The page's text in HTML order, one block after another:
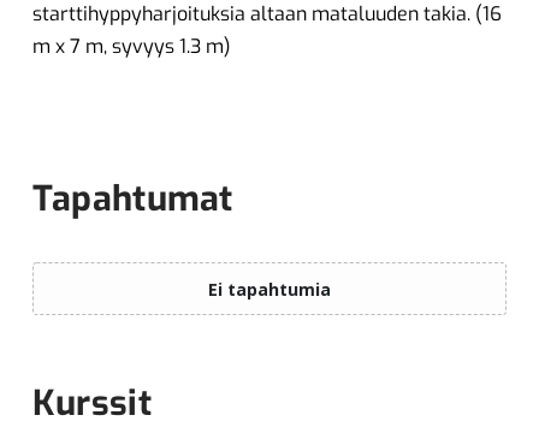
starttihyppyharjoituksia altaan mataluuden takia. (16
m x 7 m, syvyys 1.3 m)
Tapahtumat
Kurssit